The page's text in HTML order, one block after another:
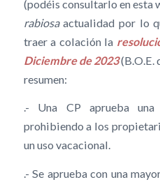
(podéis consultarlo en esta
rabiosaactualidad por lo
traer a colación la
Diciembre de 2023(B.O.E.
resumen:
.- Una CP aprueba una
prohibiendo a los
un uso vacacional.
.- Se aprueba con una